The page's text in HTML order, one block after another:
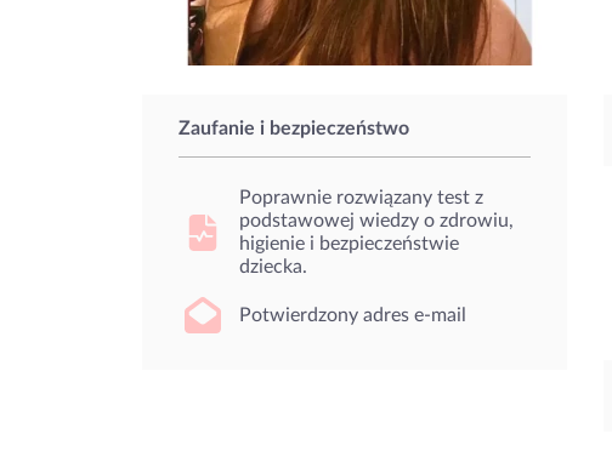
Zaufanie i bezpieczeństwo
Poprawnie rozwiązany test z
podstawowej wiedzy o zdrowiu,
higienie i bezpieczeństwie
dziecka.
Potwierdzony adres e-mail